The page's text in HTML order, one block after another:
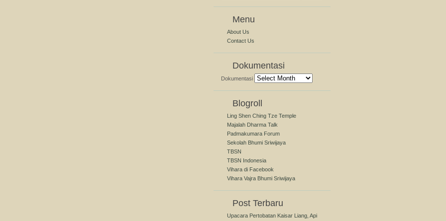
Menu
About Us
Contact Us
Dokumentasi
Dokumentasi
Blogroll
Ling Shen Ching Tze Temple
Majalah Dharma Talk
Padmakumara Forum
Sekolah Bhumi Sriwijaya
TBSN
TBSN Indonesia
Vihara di Facebook
Vihara Vajra Bhumi Sriwijaya
Post Terbaru
Upacara Pertobatan Kaisar Liang, Api